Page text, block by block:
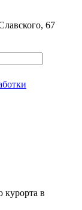
67
курорта в